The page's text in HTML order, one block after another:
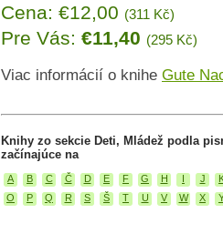
Cena: €12,00 (311 Kč)
Pre Vás: €11,40 (295 Kč)
Viac informácií o knihe Gute
Knihy zo sekcie Deti, Mládež podla
začínajúce na
A B C Č D E F G H I J
O
P Q R S Š T U V W X